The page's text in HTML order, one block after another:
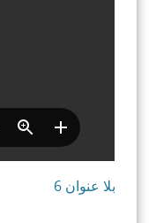
بلا عنوان 6